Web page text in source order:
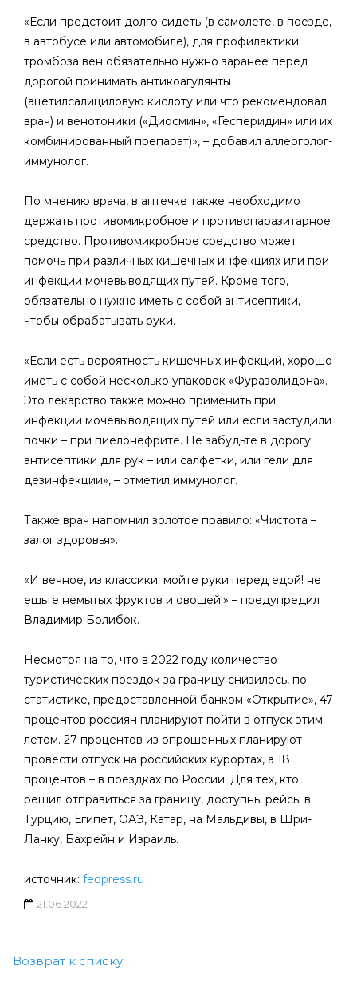
«Если предстоит долго сидеть (в самолете, в поезде,
в автобусе или автомобиле), для профилактики
тромбоза вен обязательно нужно заранее перед
дорогой принимать антикоагулянты
(ацетилсалициловую кислоту или что рекомендовал
врач) и венотоники («Диосмин», «Гесперидин» или их
комбинированный препарат)», – добавил аллерголог-
иммунолог.
По мнению врача, в аптечке также необходимо
держать противомикробное и противопаразитарное
средство. Противомикробное средство может
помочь при различных кишечных инфекциях или при
инфекции мочевыводящих путей. Кроме того,
обязательно нужно иметь с собой антисептики,
чтобы обрабатывать руки.
«Если есть вероятность кишечных инфекций, хорошо
иметь с собой несколько упаковок «Фуразолидона».
Это лекарство также можно применить при
инфекции мочевыводящих путей или если застудили
почки – при пиелонефрите. Не забудьте в дорогу
антисептики для рук – или салфетки, или гели для
дезинфекции», – отметил иммунолог.
Также врач напомнил золотое правило: «Чистота –
залог здоровья».
«И вечное, из классики: мойте руки перед едой! не
ешьте немытых фруктов и овощей!» – предупредил
Владимир Болибок.
Несмотря на то, что в 2022 году количество
туристических поездок за границу снизилось, по
статистике, предоставленной банком «Открытие», 47
процентов россиян планируют пойти в отпуск этим
летом. 27 процентов из опрошенных планируют
провести отпуск на российских курортах, а 18
процентов – в поездках по России. Для тех, кто
решил отправиться за границу, доступны рейсы в
Турцию, Египет, ОАЭ, Катар, на Мальдивы, в Шри-
Ланку, Бахрейн и Израиль.
источник: fedpress.ru
21.06.2022
Возврат к списку